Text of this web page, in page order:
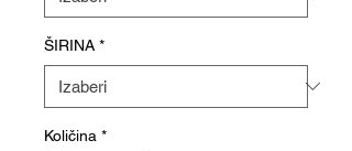
ŠIRINA *
Količina *